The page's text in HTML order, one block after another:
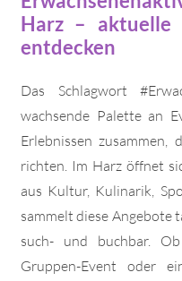
Harz – aktuelle
entdecken
Das Schlagwort
wachsende Palette an
Erlebnissen zusammen,
richten. Im Harz öffnet
aus Kultur, Kulinarik,
sammelt diese Angebote
such- und buchbar.
Gruppen-Event oder